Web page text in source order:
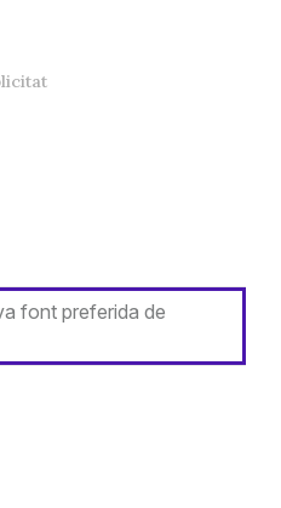
font preferida de